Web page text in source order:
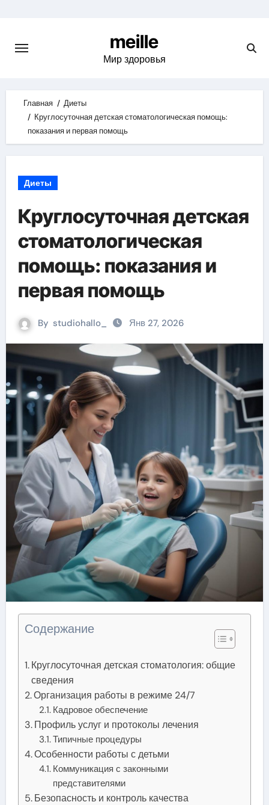
content
meille
Мир здоровья
Главная
Диеты
Круглосуточная детская стоматологическая помощь:
показания и первая помощь
Диеты
Круглосуточная детская
стоматологическая
помощь: показания и
первая помощь
By studiohallo_ Янв 27, 2026
Содержание
Круглосуточная детская стоматология: общие
сведения
Организация работы в режиме 24/7
Кадровое обеспечение
Профиль услуг и протоколы лечения
Типичные процедуры
Особенности работы с детьми
Коммуникация с законными
представителями
Безопасность и контроль качества